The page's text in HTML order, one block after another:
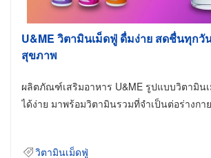
U&ME วิตามินเม็ดฟู่ ดื่มง่าย สดชื่นทุกวั
สุขภาพ
ผลิตภัณฑ์เสริมอาหาร U&ME รูปแบบวิตามิน
ได้ง่าย มาพร้อมวิตามินรวมที่จำเป็นต่อร่างกา
วิตามินเม็ดฟู่